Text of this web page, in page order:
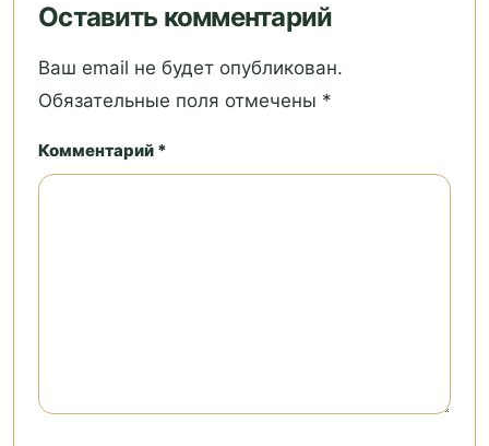
Оставить комментарий
Ваш email не будет опубликован.
Обязательные поля отмечены *
Комментарий *